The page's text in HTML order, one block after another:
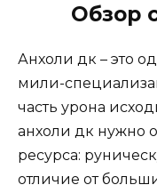
Обзор
Анхоли дк – это
мили-
часть урона
анхоли дк нужно
ресурса:
отличие от